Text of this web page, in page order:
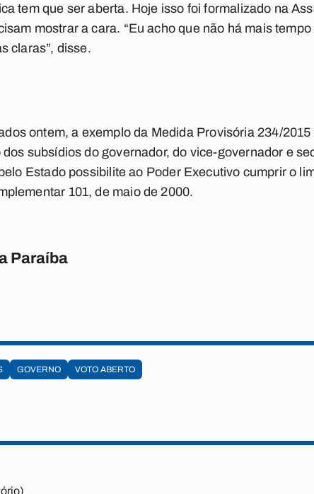
tem que ser aberta. Hoje isso foi formalizado na
mostrar a cara. “Eu acho que não há mais
claras”, disse.
ontem, a exemplo da Medida Provisória 234/
subsídios do governador, do vice-governador e
Estado possibilite ao Poder Executivo cumprir o
101, de maio de 2000.
Paraíba
GOVERNO VOTO ABERTO